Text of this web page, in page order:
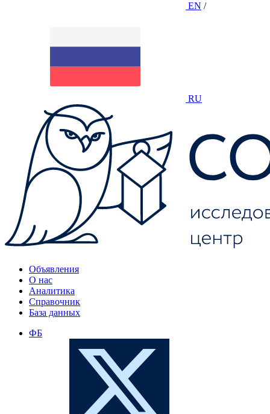
EN /
RU
Объявления
О нас
Аналитика
Справочник
База данных
ФБ